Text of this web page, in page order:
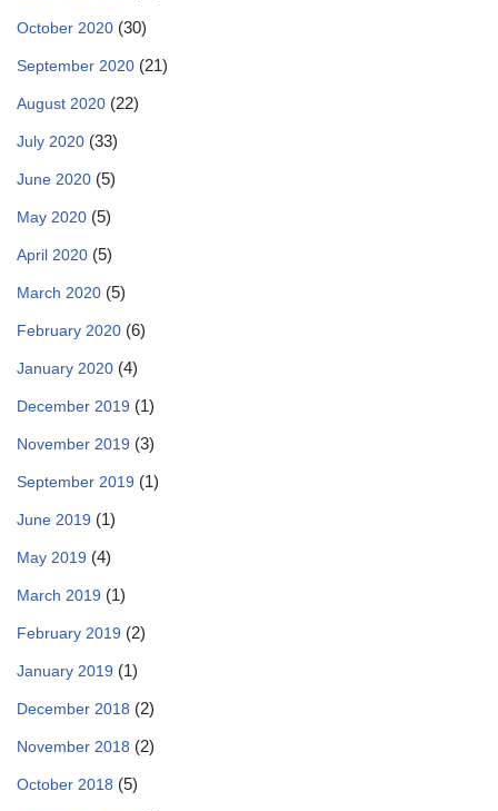
October 2020 (30)
September 2020 (21)
August 2020 (22)
July 2020 (33)
June 2020 (5)
May 2020 (5)
April 2020 (5)
March 2020 (5)
February 2020 (6)
January 2020 (4)
December 2019 (1)
November 2019 (3)
September 2019 (1)
June 2019 (1)
May 2019 (4)
March 2019 (1)
February 2019 (2)
January 2019 (1)
December 2018 (2)
November 2018 (2)
October 2018 (5)